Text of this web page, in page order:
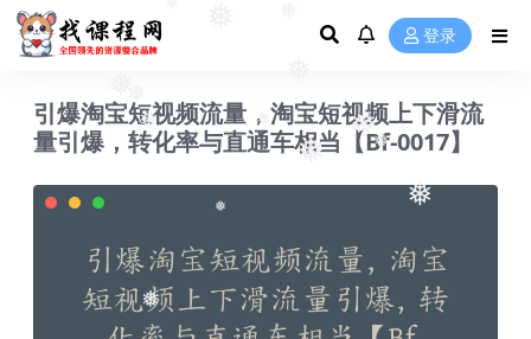
❅
❅
❅ ❅
❅
❅
❅ ❅
❅ 登录
引爆淘宝短视频流量，淘宝短视频上下滑流
量引爆，转化率与直通车相当【Bf-0017】